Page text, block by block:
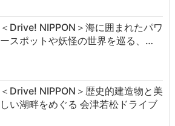
＜Drive! NIPPON＞海に囲まれたパワ
ースポットや妖怪の世界を巡る、…
＜Drive! NIPPON＞歴史的建造物と美
しい湖畔をめぐる 会津若松ドライブ